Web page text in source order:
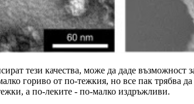
тези качества, може да даде възможност
гориво от по-тежкия, но все пак трябва
а по-леките - по-малко издръжливи.